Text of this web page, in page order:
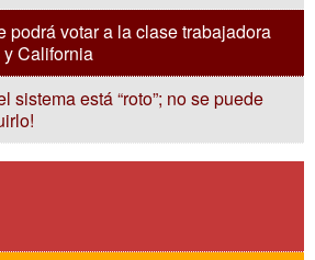
podrá votar a la clase trabajadora
California
sistema está “roto”; no se puede